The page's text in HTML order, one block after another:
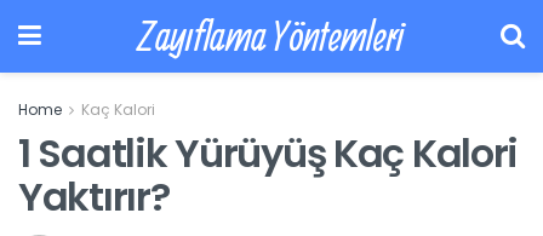
Zayıflama Yöntemleri
Home Kaç Kalori
1 Saatlik Yürüyüş Kaç Kalori
Yaktırır?